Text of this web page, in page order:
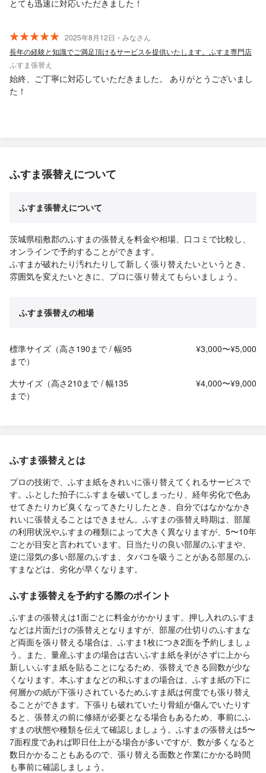
とても迅速に対応いただきました！
2025年8月12日・みなさん
長年の経験と知識でご満足頂けるサービスを提供いたします。ふすま専門店
ふすま張替え
始終、ご丁寧に対応していただきました。 ありがとうございまし
た！
ふすま張替えについて
ふすま張替えについて
茨城県稲敷郡のふすまの張替えを料金や相場、口コミで比較し、
オンラインで予約することができます。
ふすまが破れたり汚れたりして新しく張り替えたいというとき、
雰囲気を変えたいときに、プロに張り替えてもらいましょう。
ふすま張替えの相場
標準サイズ（高さ190まで / 幅95
まで）
¥3,000〜¥5,000
大サイズ（高さ210まで / 幅135
まで）
¥4,000〜¥9,000
ふすま張替えとは
プロの技術で、ふすま紙をきれいに張り替えてくれるサービスで
す。ふとした拍子にふすまを破いてしまったり、経年劣化で色あ
せてきたりカビ臭くなってきたりしたとき、自分ではなかなかき
れいに張替えることはできません。ふすまの張替え時期は、部屋
の利用状況やふすまの種類によって大きく異なりますが、5〜10年
ごとが目安と言われています。日当たりの良い部屋のふすまや、
逆に湿気の多い部屋のふすま、タバコを吸うことがある部屋のふ
すまなどは、劣化が早くなります。
ふすま張替えを予約する際のポイント
ふすまの張替えは1面ごとに料金がかかります。押し入れのふすま
などは片面だけの張替えとなりますが、部屋の仕切りのふすまな
ど両面を張り替える場合は、ふすま1枚につき2面を予約しましょ
う。また、量産ふすまの場合は古いふすま紙を剥がさずに上から
新しいふすま紙を貼ることになるため、張替えできる回数が少な
くなります。本ふすまなどの和ふすまの場合は、ふすま紙の下に
何層かの紙が下張りされているためふすま紙は何度でも張り替え
ることができます。下張りも破れていたり骨組が傷んでいたりす
ると、張替えの前に修繕が必要となる場合もあるため、事前にふ
すまの状態や種類を伝えて確認しましょう。ふすまの張替えは5〜
7面程度であれば即日仕上がる場合が多いですが、数が多くなると
数日かかることもあるので、張り替える面数と作業にかかる時間
も事前に確認しましょう。